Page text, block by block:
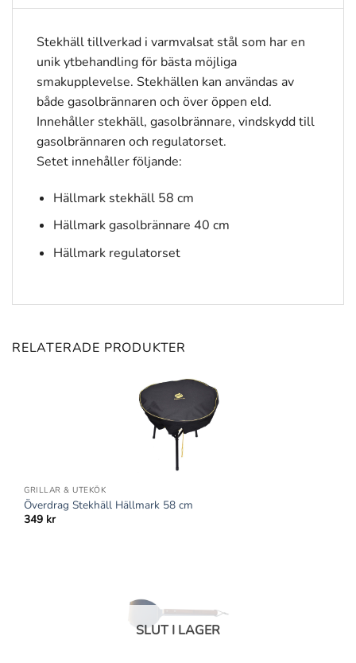
Stekhäll tillverkad i varmvalsat stål som har en
unik ytbehandling för bästa möjliga
smakupplevelse. Stekhällen kan användas av
både gasolbrännaren och över öppen eld.
Innehåller stekhäll, gasolbrännare, vindskydd till
gasolbrännaren och regulatorset.
Setet innehåller följande:
Hällmark stekhäll 58 cm
Hällmark gasolbrännare 40 cm
Hällmark regulatorset
RELATERADE PRODUKTER
GRILLAR & UTEKÖK
Överdrag Stekhäll Hällmark 58 cm
349 kr
SLUT I LAGER